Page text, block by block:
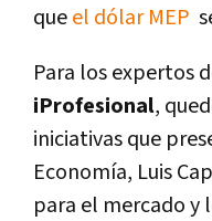
queel dólar MEP
Para los expertos
iProfesional,
iniciativas que
Economía, Luis
para el mercado y